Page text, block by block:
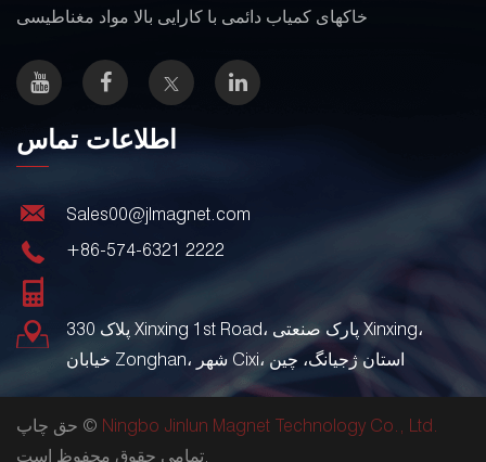
خاکهای کمیاب دائمی با کارایی بالا مواد مغناطیسی
اطلاعات تماس
Sales00@jlmagnet.com
+86-574-6321 2222
پلاک 330 Xinxing 1st Road، پارک صنعتی Xinxing،
خیابان Zonghan، شهر Cixi، استان ژجیانگ، چین
حق چاپ © Ningbo Jinlun Magnet Technology Co., Ltd.
تمامی حقوق محفوظ است.